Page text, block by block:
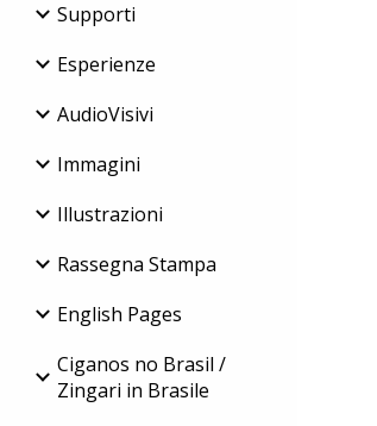
Supporti
Esperienze
AudioVisivi
Immagini
Illustrazioni
Rassegna Stampa
English Pages
Ciganos no Brasil /
Zingari in Brasile